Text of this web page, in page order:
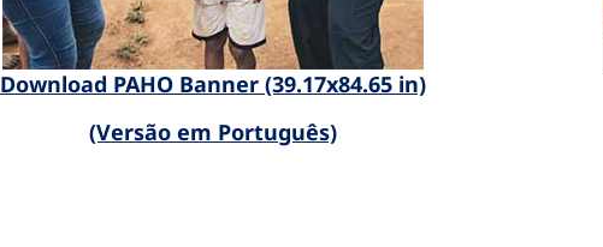
Download PAHO Banner (39.17x84.65 in)
(Versão em Português)